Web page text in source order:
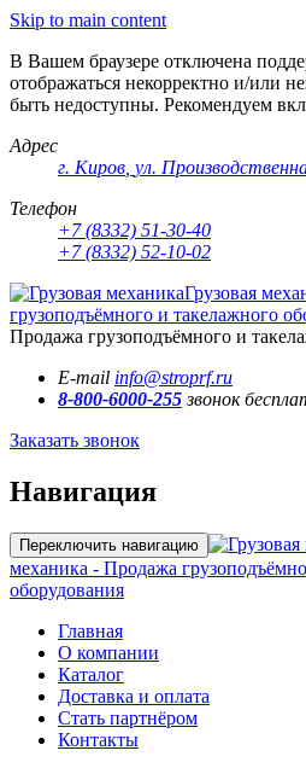
Skip to main content
В Вашем браузере отключена
отображаться некорректно и/или
быть недоступны. Рекомендуем
Адрес
г. Киров ул.
Телефон
+7 (8332) 51-30-40
+7 (8332) 52-10-02
Грузовая
грузоподъёмного и такелажного
Продажа грузоподъёмного и
E-mail info@stroprf.ru
8-800-6000-255 звонок
Заказать звонок
Навигация
Переключить навигацию
механика - Продажа
оборудования
Главная
О компании
Каталог
Доставка и оплата
Стать партнёром
Контакты